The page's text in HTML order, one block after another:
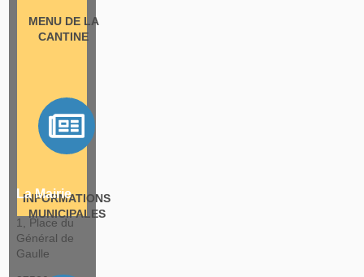
MENU DE LA
CANTINE
INFORMATIONS
MUNICIPALES
La Mairie
1, Place du
Général de
Gaulle